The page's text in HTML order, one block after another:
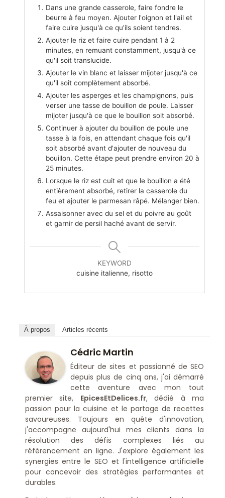
Dans une grande casserole, faire fondre le
beurre à feu moyen. Ajouter l'oignon et l'ail et
faire cuire jusqu'à ce qu'ils soient tendres.
Ajouter le riz et faire cuire pendant 1 à 2
minutes, en remuant constamment, jusqu'à ce
qu'il soit translucide.
Ajouter le vin blanc et laisser mijoter jusqu'à ce
qu'il soit complètement absorbé.
Ajouter les asperges et les champignons, puis
verser une tasse de bouillon de poule. Laisser
mijoter jusqu'à ce que le bouillon soit absorbé.
Continuer à ajouter du bouillon de poule une
tasse à la fois, en attendant chaque fois qu'il
soit absorbé avant d'ajouter de nouveau du
bouillon. Cette étape peut prendre environ 20 à
25 minutes.
Lorsque le riz est cuit et que le bouillon a été
entièrement absorbé, retirer la casserole du
feu et ajouter le parmesan râpé. Mélanger bien.
Assaisonner avec du sel et du poivre au goût
et garnir de persil haché avant de servir.
KEYWORD
cuisine italienne, risotto
À propos Articles récents
Cédric Martin
Éditeur de sites et passionné de SEO
depuis plus de cinq ans, j'ai démarré
cette aventure avec mon tout
premier site, EpicesEtDelices.fr, dédié à ma
passion pour la cuisine et le partage de recettes
savoureuses. Toujours en quête d'innovation,
j'accompagne aujourd'hui mes clients dans la
résolution des défis complexes liés au
référencement en ligne. J'explore également les
synergies entre le SEO et l'intelligence artificielle
pour concevoir des stratégies performantes et
durables.